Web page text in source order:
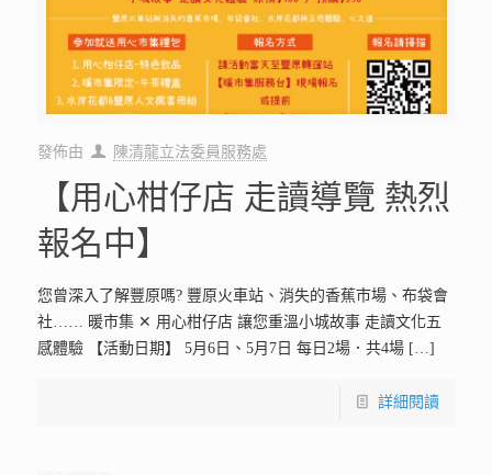
發佈由 陳清龍立法委員服務處
【用心柑仔店 走讀導覽 熱烈
報名中】
您曾深入了解豐原嗎? 豐原火車站、消失的香蕉市場、布袋會
社…… 暖市集 ✕ 用心柑仔店 讓您重溫小城故事 走讀文化五
感體驗 【活動日期】 5月6日、5月7日 每日2場．共4場 […]
詳細閱讀